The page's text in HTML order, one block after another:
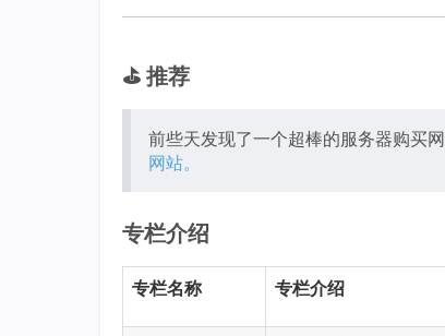
⛳️ 推荐
前些天发现了一个超棒的服务器购买
网站。
专栏介绍
专栏名称 专栏介绍